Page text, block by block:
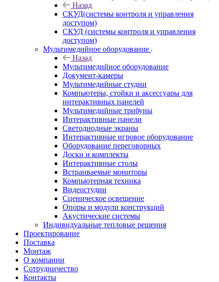
Назад
СКУД(системы контроля и управления
доступом)
СКУД (системы контроля и управления
доступом)
Мультимедийное оборудование
Назад
Мультимедийное оборудование
Документ-камеры
Мультимедийные студии
Компьютеры, стойки и аксессуары для
интерактивных панелей
Мультимедийные трибуны
Интерактивные панели
Светодиодные экраны
Интерактивные игровое оборудование
Оборудование переговорных
Доски и комплекты
Интерактивные столы
Встраиваемые мониторы
Компьютерная техника
Видеостудии
Cценическое освещение
Опоры и модули конструкций
Акустические системы
Индивидуальные тепловые решения
Проектирование
Поставка
Монтаж
О компании
Сотрудничество
Контакты